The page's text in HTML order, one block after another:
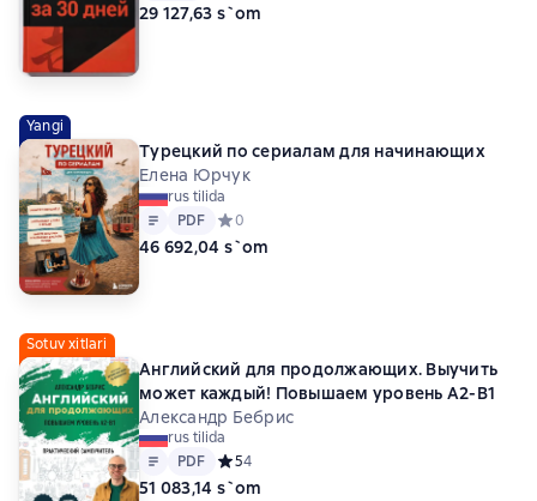
29 127,63 s`om
Yangi
Турецкий по сериалам для начинающих
Елена Юрчук
rus tilida
Matn
PDF
PDF Средний рейтинг 0 на основе 0 оценок
0
46 692,04 s`om
Sotuv xitlari
Английский для продолжающих. Выучить
может каждый! Повышаем уровень A2-B1
Александр Бебрис
rus tilida
Matn
PDF
PDF Средний рейтинг 5 на основе 4 оценок
54
51 083,14 s`om